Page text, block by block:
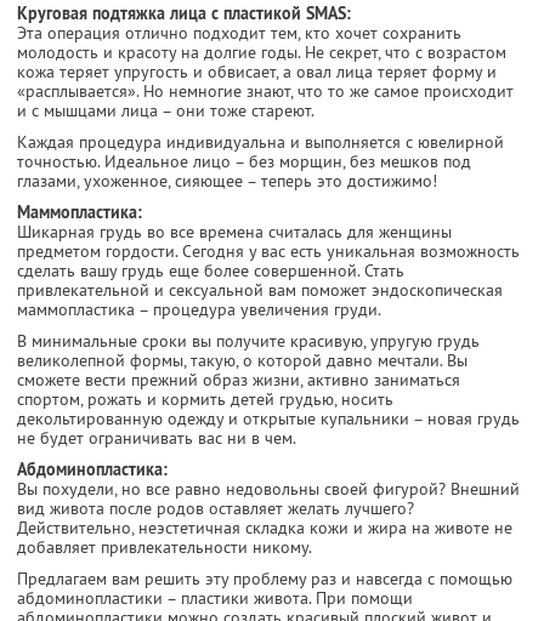
Круговая подтяжка лица с пластикой SMAS:
Эта операция отлично подходит тем, кто хочет сохранить
молодость и красоту на долгие годы. Не секрет, что с возрастом
кожа теряет упругость и обвисает, а овал лица теряет форму и
«расплывается». Но немногие знают, что то же самое происходит
и с мышцами лица – они тоже стареют.
Каждая процедура индивидуальна и выполняется с ювелирной
точностью. Идеальное лицо – без морщин, без мешков под
глазами, ухоженное, сияющее – теперь это достижимо!
Маммопластика:
Шикарная грудь во все времена считалась для женщины
предметом гордости. Сегодня у вас есть уникальная возможность
сделать вашу грудь еще более совершенной. Стать
привлекательной и сексуальной вам поможет эндоскопическая
маммопластика – процедура увеличения груди.
В минимальные сроки вы получите красивую, упругую грудь
великолепной формы, такую, о которой давно мечтали. Вы
сможете вести прежний образ жизни, активно заниматься
спортом, рожать и кормить детей грудью, носить
декольтированную одежду и открытые купальники – новая грудь
не будет ограничивать вас ни в чем.
Абдоминопластика:
Вы похудели, но все равно недовольны своей фигурой? Внешний
вид живота после родов оставляет желать лучшего?
Действительно, неэстетичная складка кожи и жира на животе не
добавляет привлекательности никому.
Предлагаем вам решить эту проблему раз и навсегда с помощью
абдоминопластики – пластики живота. При помощи